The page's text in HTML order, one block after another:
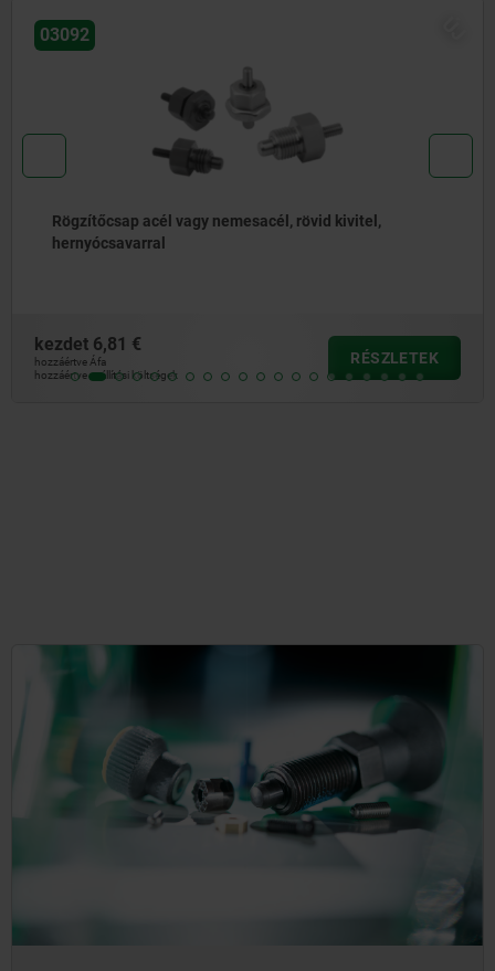
21322-10
Lineáris vezetőrendszerek alumíniumból, görgős
vezetőkocsival
kezdet69,48 €
hozzáértve Áfa
hozzáértve szállítási költségek
RÉSZLETEK